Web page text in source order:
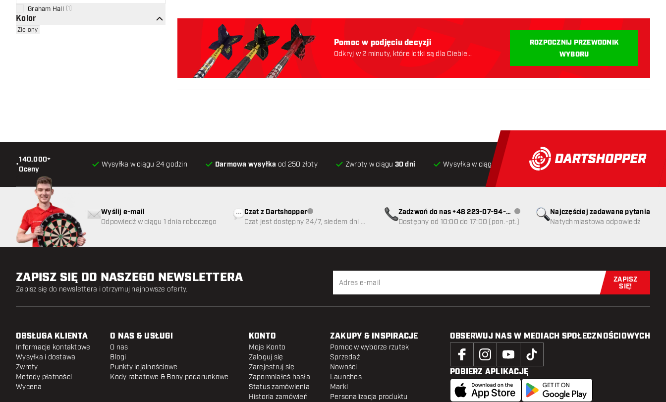
Graham Hall 1
Kolor
Zielony
Pomoc w podjęciu decyzji
Odkryj w 2 minuty, które lotki są dla Ciebie
ROZPOCZNIJ PRZEWODNIK
WYBORU
•
140.000+
Oceny
Wysyłka w ciągu 24 godzin Darmowa wysyłka od 250 złoty Zwroty w ciągu 30 dni Wysyłka w ciągu 24 godzin Darmowa wysyłka od 250 złoty
Najczęściej zadawane pytania
Natychmiastowa odpowiedź
Wyślij e-mail
Odpowiedź w ciągu 1 dnia roboczego
Czat z DartshopperObsługa klienta niedostępna
Czat jest dostępny 24/7, siedem dni w
Zadzwoń do nas +48 223-07-94-
89
Obsługa klienta niedostępna
Dostępny od 10:00 do 17:00 (pon.-pt.)
ZAPISZ SIĘ DO NASZEGO NEWSLETTERA
Zapisz się do newslettera i otrzymuj najnowsze oferty.
Zapisz się
ZAPISZ
SIĘ!
OBSŁUGA KLIENTA
Informacje kontaktowe
Wysyłka i dostawa
Zwroty
Metody płatności
Wycena
O NAS & USŁUGI
O nas
Blogi
Punkty lojalnościowe
Kody rabatowe & Bony podarunkowe
KONTO
Moje Konto
Zaloguj się
Zarejestruj się
Zapomniałeś hasła
Status zamówienia
Historia zamówień
ZAKUPY & INSPIRACJE
Pomoc w wyborze rzutek
Sprzedaż
Nowości
Launches
Marki
Personalizacja produktu
OBSERWUJ NAS W MEDIACH SPOŁECZNOŚCIOWYCH
POBIERZ APLIKACJĘ